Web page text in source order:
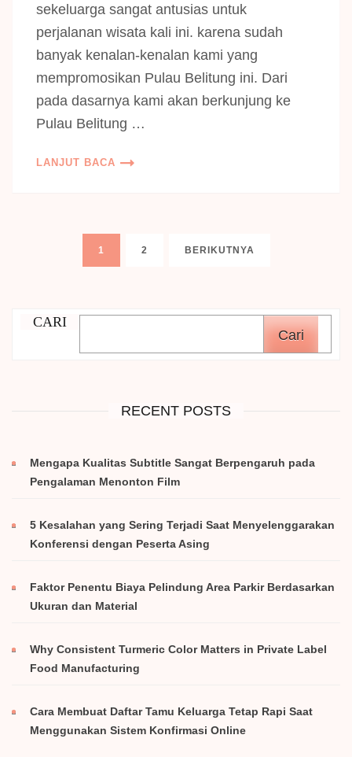
sekeluarga sangat antusias untuk
perjalanan wisata kali ini. karena sudah
banyak kenalan-kenalan kami yang
mempromosikan Pulau Belitung ini. Dari
pada dasarnya kami akan berkunjung ke
Pulau Belitung …
LANJUT BACA
PaginasiLAMAN
1 LAMAN
2 BERIKUTNYA
CARI
Cari
RECENT POSTS
Mengapa Kualitas Subtitle Sangat Berpengaruh pada
Pengalaman Menonton Film
5 Kesalahan yang Sering Terjadi Saat Menyelenggarakan
Konferensi dengan Peserta Asing
Faktor Penentu Biaya Pelindung Area Parkir Berdasarkan
Ukuran dan Material
Why Consistent Turmeric Color Matters in Private Label
Food Manufacturing
Cara Membuat Daftar Tamu Keluarga Tetap Rapi Saat
Menggunakan Sistem Konfirmasi Online